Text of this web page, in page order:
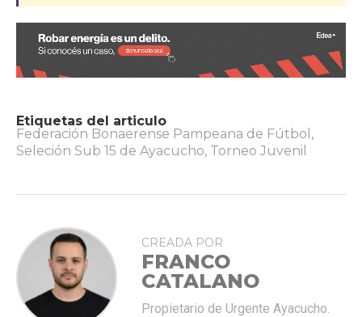
Etiquetas del articulo
Federación Bonaerense Pampeana de Fútbol ,
Seleción Sub 15 de Ayacucho, Torneo Juvenil
CREADA POR
FRANCO
CATALANO
Propietario de Urgente Ayacucho.